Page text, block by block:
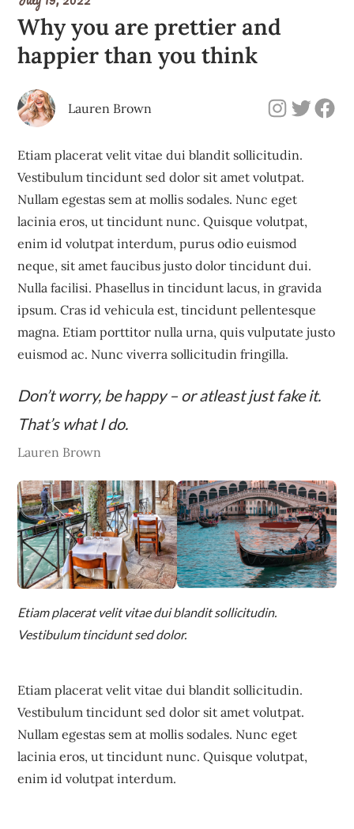
Why you are prettier and
happier than you think
Lauren Brown Instagram Twitter Facebook
Etiam placerat velit vitae dui blandit sollicitudin.
Vestibulum tincidunt sed dolor sit amet volutpat.
Nullam egestas sem at mollis sodales. Nunc eget
lacinia eros, ut tincidunt nunc. Quisque volutpat,
enim id volutpat interdum, purus odio euismod
neque, sit amet faucibus justo dolor tincidunt dui.
Nulla facilisi. Phasellus in tincidunt lacus, in gravida
ipsum. Cras id vehicula est, tincidunt pellentesque
magna. Etiam porttitor nulla urna, quis vulputate justo
euismod ac. Nunc viverra sollicitudin fringilla.
Don’t worry, be happy – or atleast just fake it.
That’s what I do.
Lauren Brown
Etiam placerat velit vitae dui blandit sollicitudin.
Vestibulum tincidunt sed dolor.
Etiam placerat velit vitae dui blandit sollicitudin.
Vestibulum tincidunt sed dolor sit amet volutpat.
Nullam egestas sem at mollis sodales. Nunc eget
lacinia eros, ut tincidunt nunc. Quisque volutpat,
enim id volutpat interdum.